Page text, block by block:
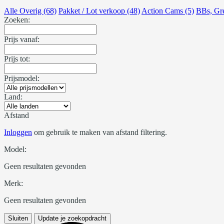
Alle Overig (68) Pakket / Lot verkoop (48) Action Cams (5) BBs,
Zoeken:
Prijs vanaf:
Prijs tot:
Prijsmodel:
Land:
Afstand
Inloggen om gebruik te maken van afstand filtering.
Model:
Geen resultaten gevonden
Merk:
Geen resultaten gevonden
Sluiten Update je zoekopdracht